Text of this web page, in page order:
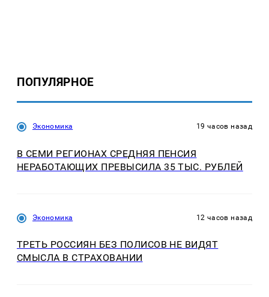
ПОПУЛЯРНОЕ
Экономика 19 часов назад
В СЕМИ РЕГИОНАХ СРЕДНЯЯ ПЕНСИЯ
НЕРАБОТАЮЩИХ ПРЕВЫСИЛА 35 ТЫС. РУБЛЕЙ
Экономика 12 часов назад
ТРЕТЬ РОССИЯН БЕЗ ПОЛИСОВ НЕ ВИДЯТ
СМЫСЛА В СТРАХОВАНИИ